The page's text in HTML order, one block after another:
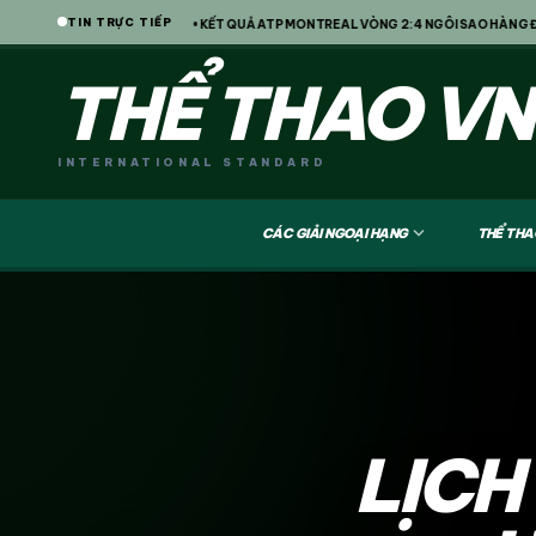
TIN TRỰC TIẾP
TRỤ SỞ KFA • KẾT QUẢ ATP MONTREAL VÒNG 2: 4 NGÔI SAO HÀNG ĐẦU BỊ
THỂ THAO
INTERNATIONAL STANDARD
CÁC GIẢI NGOẠI HẠNGexpand_more THỂ